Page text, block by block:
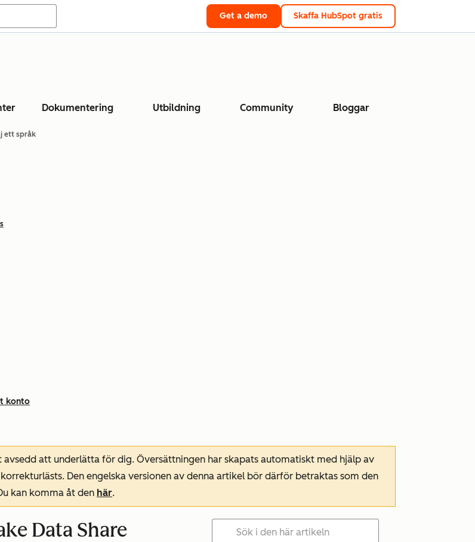
Get a demo Skaffa HubSpot gratis
Dokumentering Utbildning Community Bloggar
ett språk
konto
att underlätta för dig. Översättningen har skapats automatiskt med hjälp av
Den engelska versionen av denna artikel bör därför betraktas som den
kan komma åt den här.
Data Share